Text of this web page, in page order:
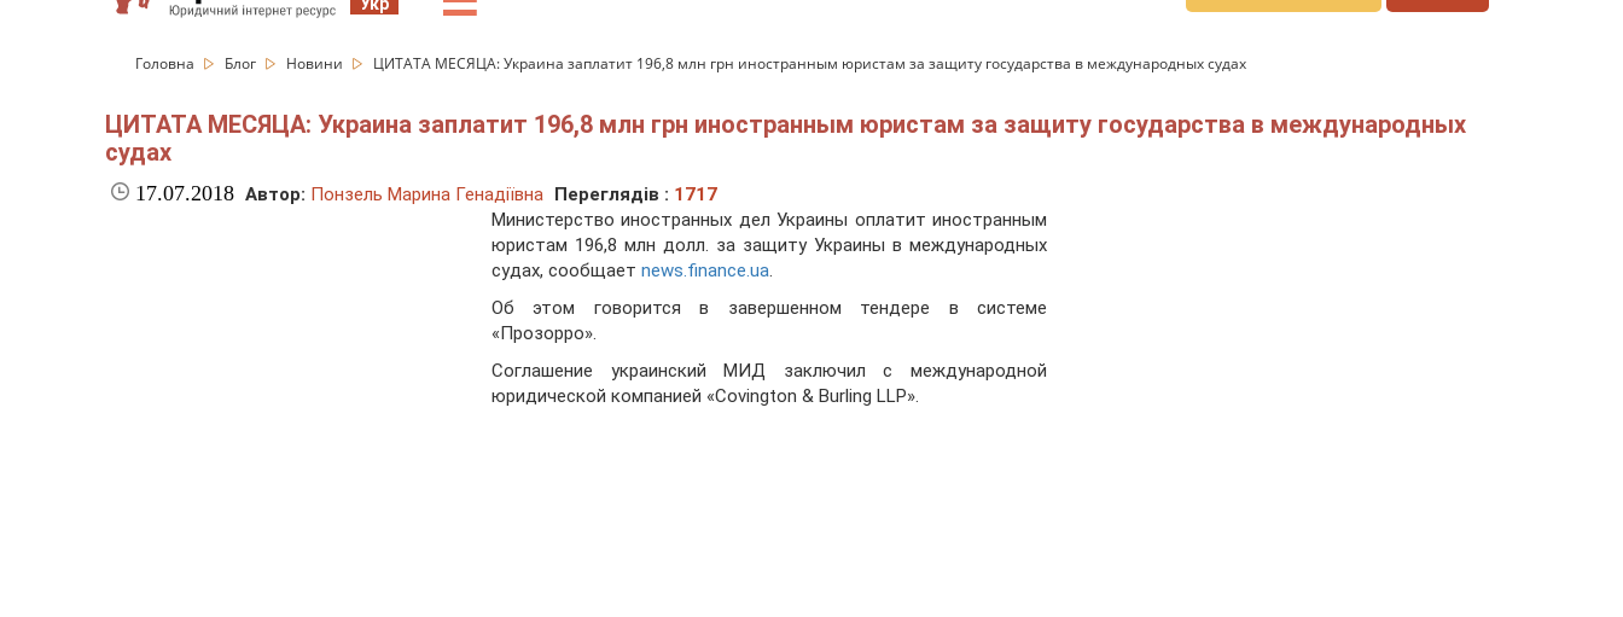
Головна Блог Новини ЦИТАТА МЕСЯЦА: Украина заплатит 196,8 млн грн иностранным юристам за защиту государства в международных судах
ЦИТАТА МЕСЯЦА: Украина заплатит 196,8 млн грн иностранным юристам за защиту государства в международных
судах
17.07.2018 Автор: Понзель Марина Генадіївна Переглядів : 1717
Министерство иностранных дел Украины оплатит иностранным
юристам 196,8 млн долл. за защиту Украины в международных
судах, сообщает news.finance.ua.
Об этом говорится в завершенном тендере в системе
«Прозорро».
Соглашение украинский МИД заключил с международной
юридической компанией «Covington & Burling LLP».